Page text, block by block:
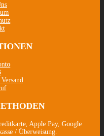
Apple Pay, Google
/ Überweisung.